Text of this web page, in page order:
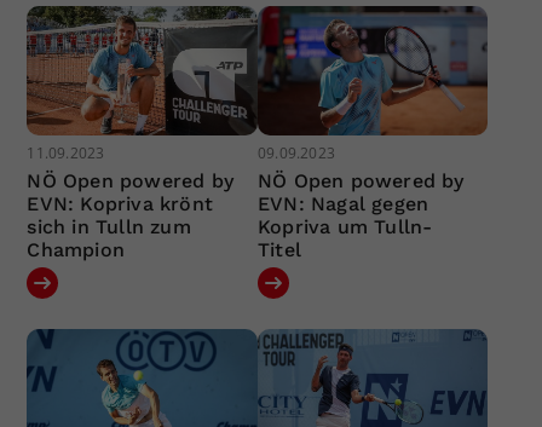
11.09.2023
NÖ Open powered by
EVN: Kopriva krönt
sich in Tulln zum
Champion
09.09.2023
NÖ Open powered by
EVN: Nagal gegen
Kopriva um Tulln-
Titel